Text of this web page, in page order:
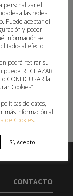
answer/95647?
es-
explorer-9
cookies-
CONTACTO
personalizar el
a las redes
Puede aceptar el
y poder
información se
al efecto.
podrá retirar su
RECHAZAR
CONFIGURAR la
Cookies”.
de datos,
más información al
de Cookies.
Sí, Acepto